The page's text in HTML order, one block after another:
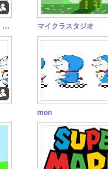
皆が好きなプロジェクトをたくさん入れろぉぉ！！ マイクラスタジオ
mon